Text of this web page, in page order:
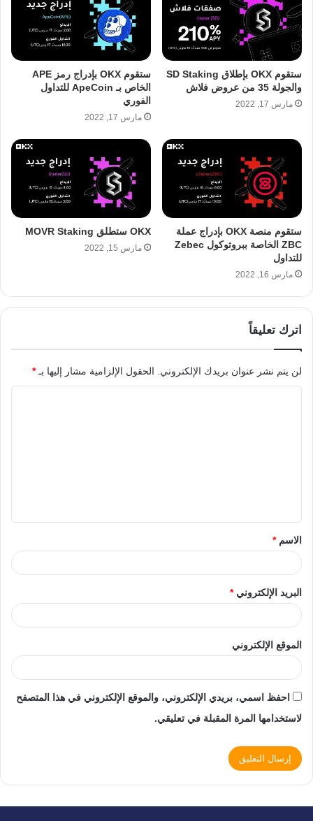
ستقوم OKX بإطلاق SD Staking
والجولة 35 من عروض فلاش
مارس 17, 2022
ستقوم OKX بإدراج رمز APE
الخاص بـ ApeCoin للتداول
الفوري
مارس 17, 2022
ستقوم منصة OKX بإدراج عملة
ZBC الخاصة ببروتوكول Zebec
للتداول
مارس 16, 2022
OKX ستطلق MOVR Staking
مارس 15, 2022
اترك تعليقاً
لن يتم نشر عنوان بريدك الإلكتروني. الحقول الإلزامية مشار إليها بـ*
الاسم*
البريد الإلكتروني*
الموقع الإلكتروني
احفظ اسمي، بريدي الإلكتروني، والموقع الإلكتروني في هذا المتصفح
لاستخدامها المرة المقبلة في تعليقي.